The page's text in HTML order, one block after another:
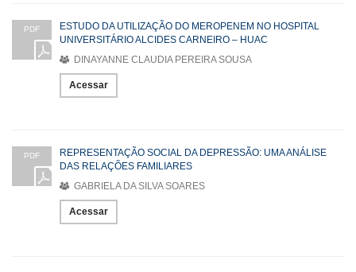
PDF
ESTUDO DA UTILIZAÇÃO DO MEROPENEM NO HOSPITAL
UNIVERSITÁRIO ALCIDES CARNEIRO – HUAC
DINAYANNE CLAUDIA PEREIRA SOUSA
Acessar
PDF
REPRESENTAÇÃO SOCIAL DA DEPRESSÃO: UMA ANÁLISE
DAS RELAÇÕES FAMILIARES
GABRIELA DA SILVA SOARES
Acessar